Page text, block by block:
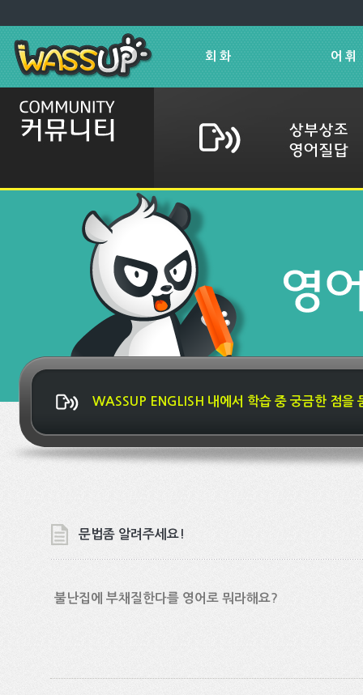
회 화 어 휘
WASSUP ENGLISH 내에서 학습 중 궁금한 점을
문법좀 알려주세요!
불난집에 부채질한다를 영어로 뭐라해요?